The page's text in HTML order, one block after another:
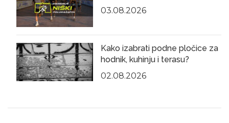
03.08.2026
Kako izabrati podne pločice za
hodnik, kuhinju i terasu?
02.08.2026